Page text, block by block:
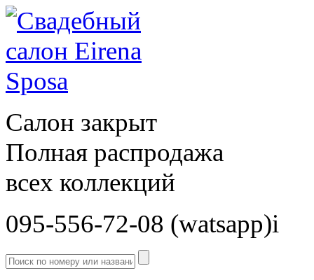
Салон закрыт
Полная распродажа
всех коллекций
095-556-72-08 (watsapp)і